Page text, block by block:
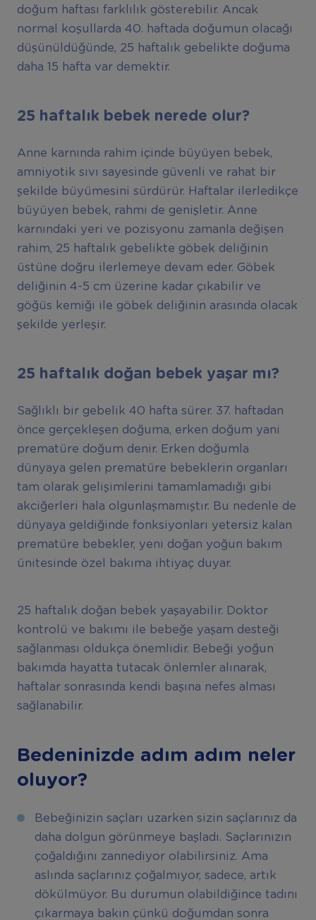
doğum haftası farklılık gösterebilir. Ancak
normal koşullarda 40. haftada doğumun olacağı
düşünüldüğünde, 25 haftalık gebelikte doğuma
daha 15 hafta var demektir.
25 haftalık bebek nerede olur?
Anne karnında rahim içinde büyüyen bebek,
amniyotik sıvı sayesinde güvenli ve rahat bir
şekilde büyümesini sürdürür. Haftalar ilerledikçe
büyüyen bebek, rahmi de genişletir. Anne
karnındaki yeri ve pozisyonu zamanla değişen
rahim, 25 haftalık gebelikte göbek deliğinin
üstüne doğru ilerlemeye devam eder. Göbek
deliğinin 4-5 cm üzerine kadar çıkabilir ve
göğüs kemiği ile göbek deliğinin arasında olacak
şekilde yerleşir.
25 haftalık doğan bebek yaşar mı?
Sağlıklı bir gebelik 40 hafta sürer. 37. haftadan
önce gerçekleşen doğuma, erken doğum yani
prematüre doğum denir. Erken doğumla
dünyaya gelen prematüre bebeklerin organları
tam olarak gelişimlerini tamamlamadığı gibi
akciğerleri hala olgunlaşmamıştır. Bu nedenle de
dünyaya geldiğinde fonksiyonları yetersiz kalan
prematüre bebekler, yeni doğan yoğun bakım
ünitesinde özel bakıma ihtiyaç duyar.
25 haftalık doğan bebek yaşayabilir. Doktor
kontrolü ve bakımı ile bebeğe yaşam desteği
sağlanması oldukça önemlidir. Bebeği yoğun
bakımda hayatta tutacak önlemler alınarak,
haftalar sonrasında kendi başına nefes alması
sağlanabilir.
Bedeninizde adım adım neler
oluyor?
Bebeğinizin saçları uzarken sizin saçlarınız da
daha dolgun görünmeye başladı. Saçlarınızın
çoğaldığını zannediyor olabilirsiniz. Ama
aslında saçlarınız çoğalmıyor, sadece, artık
dökülmüyor. Bu durumun olabildiğince tadını
çıkarmaya bakın çünkü doğumdan sonra